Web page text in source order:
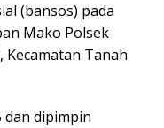
(bansos) pada
Mako Polsek
Kecamatan Tanah
dan dipimpin